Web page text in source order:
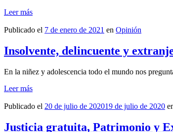
Leer más
Publicado el 7 de enero de 2021 en Opinión
Insolvente, delincuente y
En la niñez y adolescencia todo el mundo nos
Leer más
Publicado el 20 de julio de 202019 de julio de 2020
Justicia gratuita, Patrimonio y